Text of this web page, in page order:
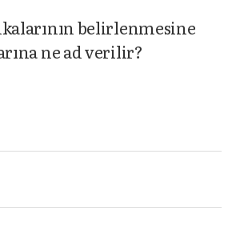
belirlenmesine
ne ad verilir?